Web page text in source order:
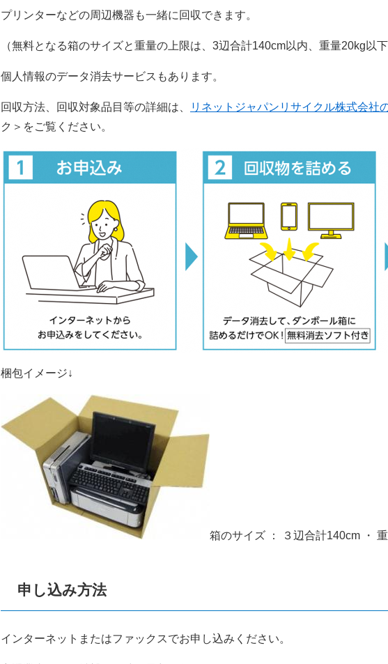
プリンターなどの周辺機器も一緒に回収できます。
（無料となる箱のサイズと重量の上限は、3辺合計140cm以内、重量20kg以下
個人情報のデータ消去サービスもあります。
回収方法、回収対象品目等の詳細は、 リネットジャパンリサイクル株式会社
ク＞ をご覧ください。
梱包イメージ↓
箱のサイズ ： ３辺合計140cm ・
申し込み方法
インターネットまたはファックスでお申し込みください。